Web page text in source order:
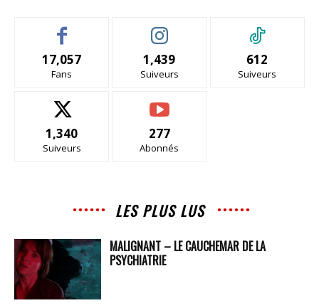
17,057
Fans
1,439
Suiveurs
612
Suiveurs
1,340
Suiveurs
277
Abonnés
LES PLUS LUS
MALIGNANT – LE CAUCHEMAR DE LA
PSYCHIATRIE